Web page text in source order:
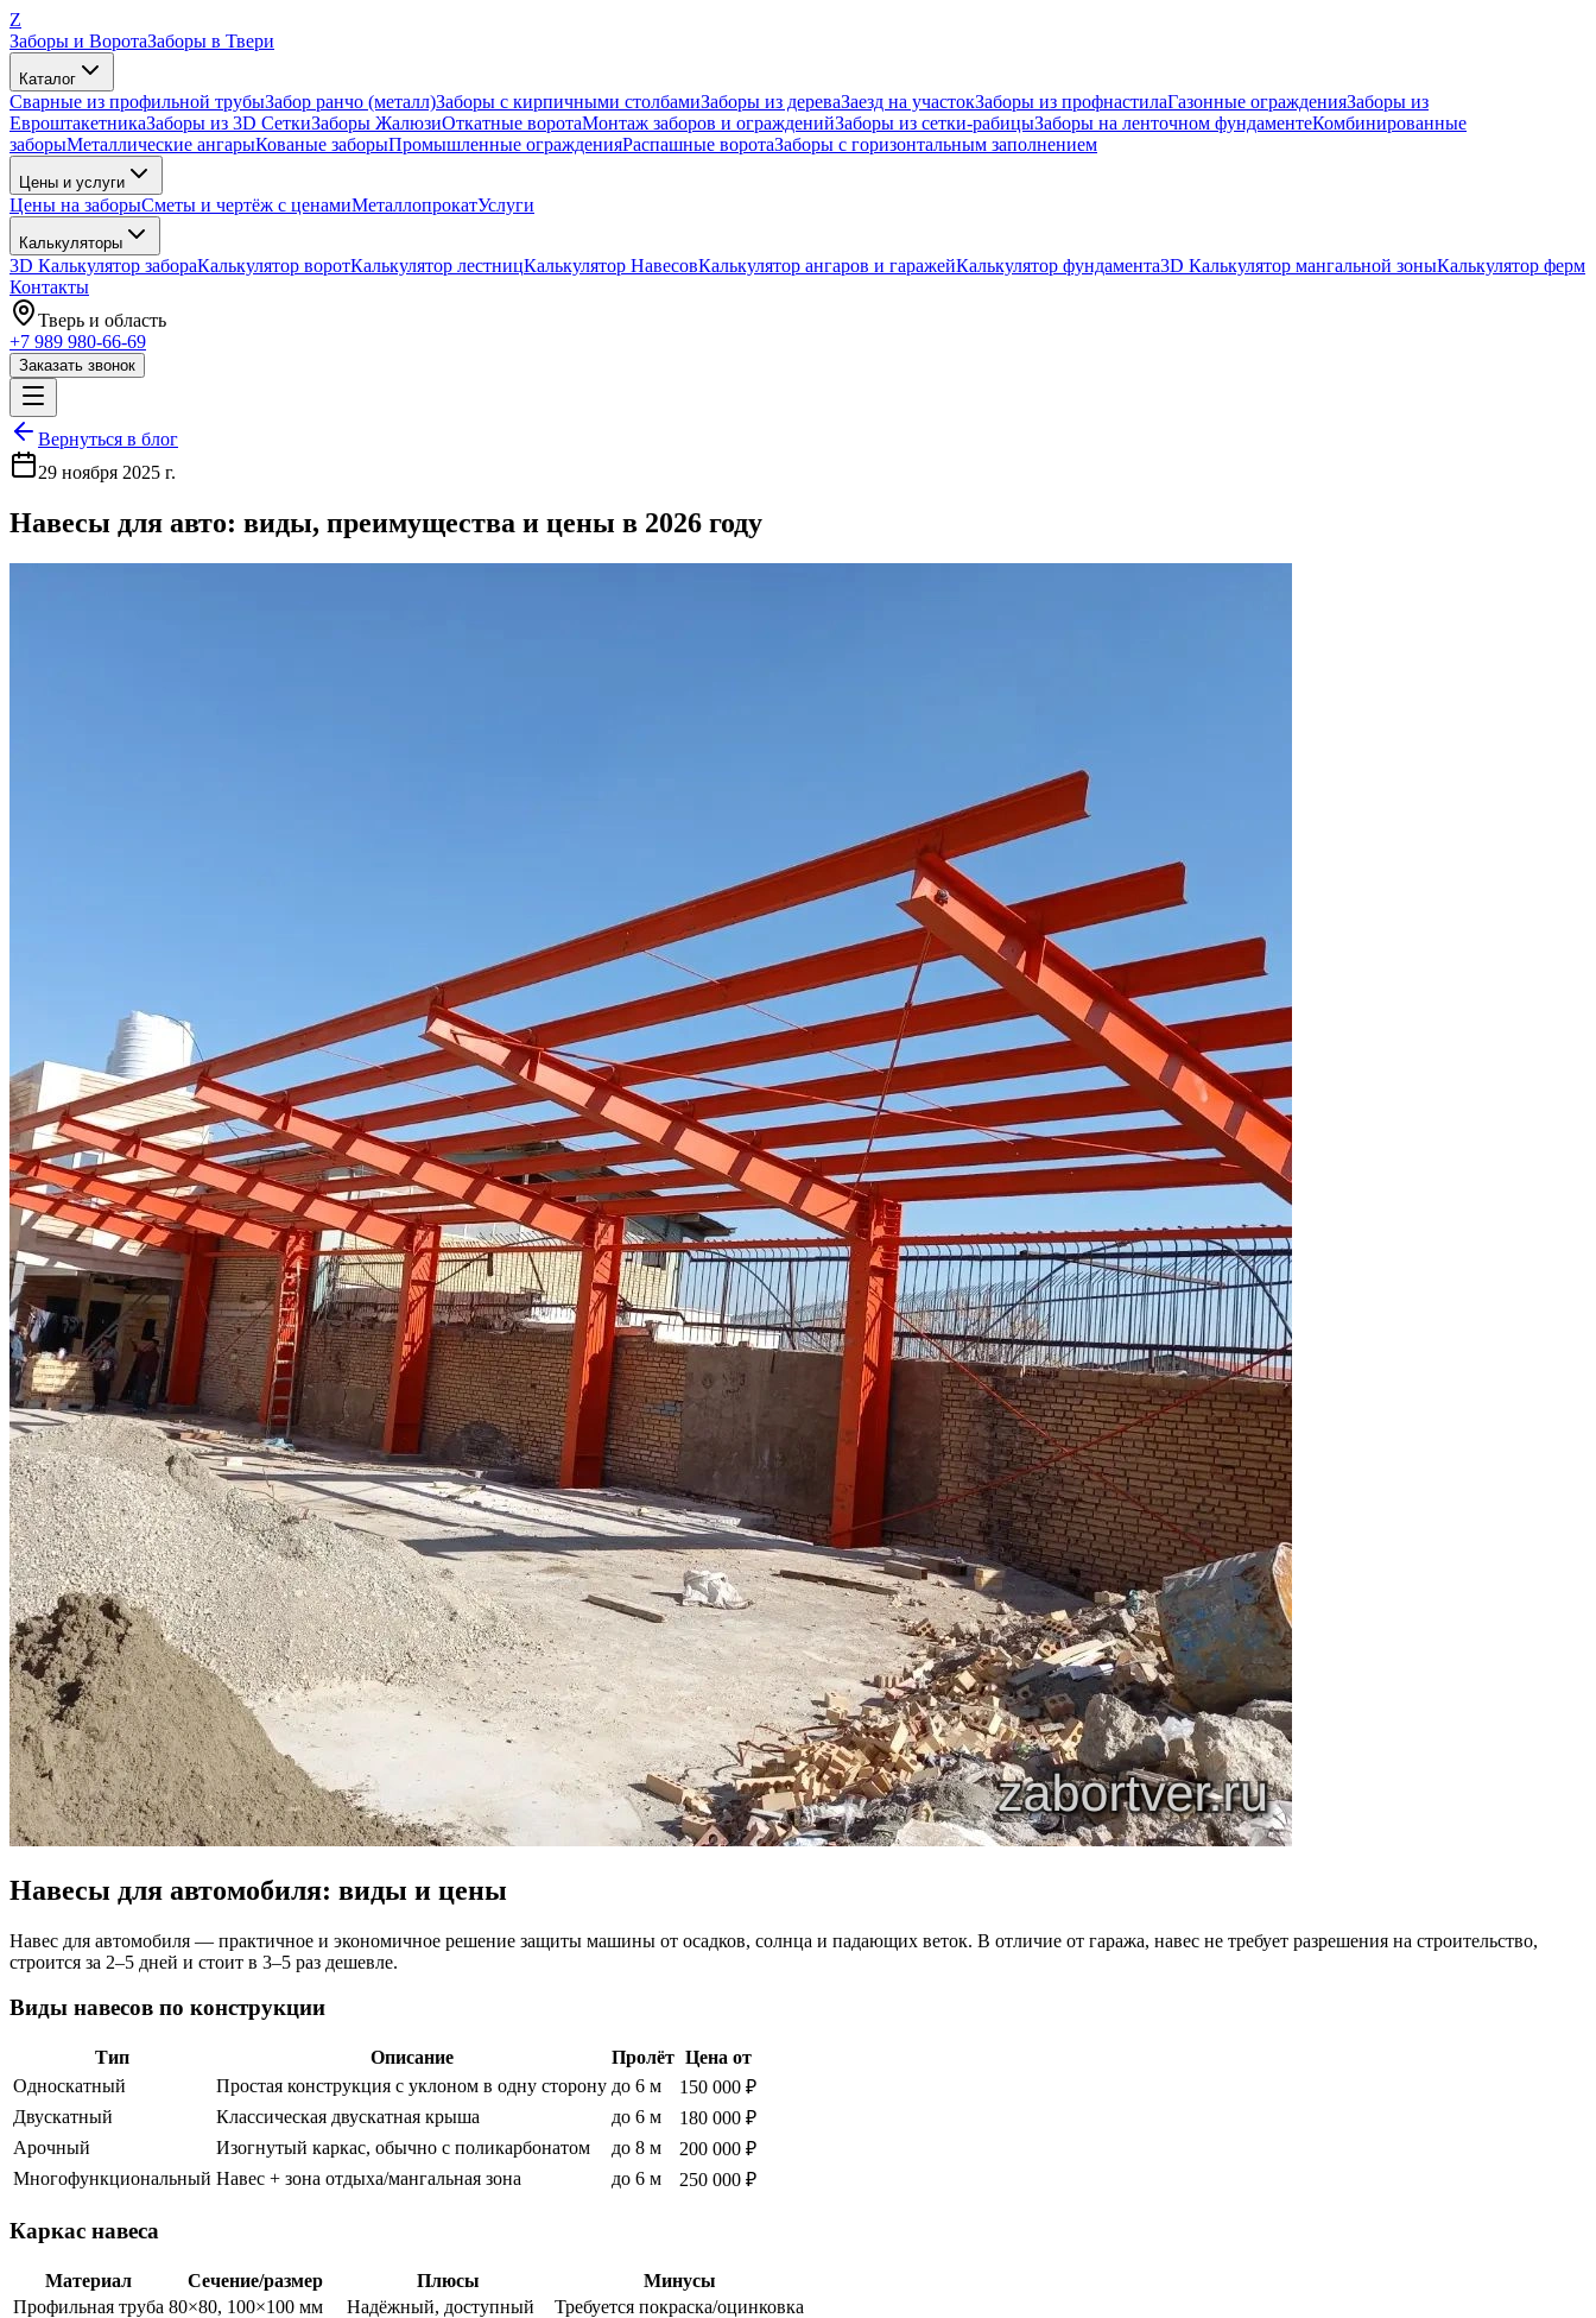
Z
Заборы и ВоротаЗаборы в Твери
Каталог
Сварные из профильной трубыЗабор ранчо (металл)Заборы с кирпичными столбамиЗаборы из дереваЗаезд на участокЗаборы из профнастилаГазонные огражденияЗаборы из
ЕвроштакетникаЗаборы из 3D СеткиЗаборы ЖалюзиОткатные воротаМонтаж заборов и огражденийЗаборы из сетки-рабицыЗаборы на ленточном фундаментеКомбинированные
заборыМеталлические ангарыКованые заборыПромышленные огражденияРаспашные воротаЗаборы с горизонтальным заполнением
Цены и услуги
Цены на заборыСметы и чертёж с ценамиМеталлопрокатУслуги
Калькуляторы
3D Калькулятор забораКалькулятор воротКалькулятор лестницКалькулятор НавесовКалькулятор ангаров и гаражейКалькулятор фундамента3D Калькулятор мангальной зоныКалькулятор ферм
Контакты
Тверь и область
+7 989 980-66-69
Заказать звонок
Вернуться в блог
29 ноября 2025 г.
Навесы для авто: виды, преимущества и цены в 2026 году
Навесы для автомобиля: виды и цены
Навес для автомобиля — практичное и экономичное решение защиты машины от осадков, солнца и падающих веток. В отличие от гаража, навес не требует разрешения на строительство,
строится за 2–5 дней и стоит в 3–5 раз дешевле.
Виды навесов по конструкции
Тип Описание Пролёт Цена от
Односкатный
Простая конструкция с уклоном в одну сторону до 6 м
150 000 ₽
Двускатный
Классическая двускатная крыша до 6 м
180 000 ₽
Арочный
Изогнутый каркас, обычно с поликарбонатом до 8 м
200 000 ₽
Многофункциональный Навес + зона отдыха/мангальная зона до 6 м 250 000 ₽
Каркас навеса
Материал Сечение/размер Плюсы
Минусы
Профильная труба 80×80, 100×100 мм Надёжный, доступный
Требуется покраска/оцинковка